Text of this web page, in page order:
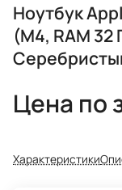
Ноутбук
(M4, RAM 32
Цена по
Характеристики